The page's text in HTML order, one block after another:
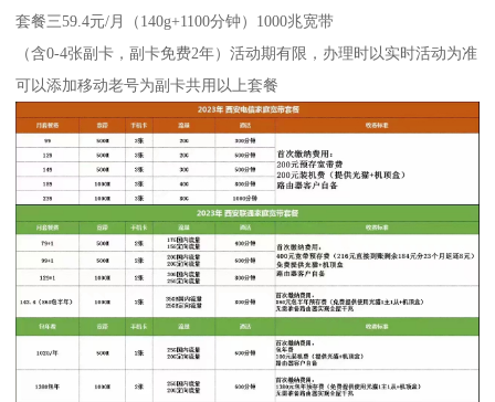
套餐三59.4元/月（140g+1100分钟）1000兆宽带
（含0-4张副卡，副卡免费2年）活动期有限，办理时以实时活动为准
可以添加移动老号为副卡共用以上套餐